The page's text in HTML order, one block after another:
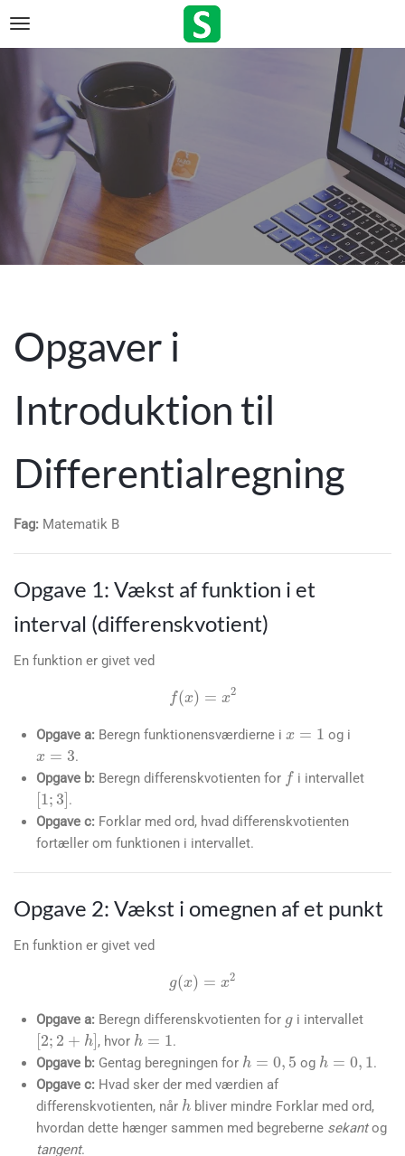
Opgaver i
Introduktion til
Differentialregning
Fag: Matematik B
Opgave 1: Vækst af funktion i et
interval (differenskvotient)
En funktion er givet ved
f(x)=x2
Opgave a: Beregn funktionensværdierne i og i
x=3
.
Opgave b: Beregn differenskvotienten for i intervallet
[1;3]
.
Opgave c: Forklar med ord, hvad differenskvotienten
fortæller om funktionen i intervallet.
Opgave 2: Vækst i omegnen af et punkt
En funktion er givet ved
g(x)=x2
Opgave a: Beregn differenskvotienten for i intervallet
[2;2+h]
, hvor
h=1
.
Opgave b: Gentag beregningen for og
.
Opgave c: Hvad sker der med værdien af
differenskvotienten, når
h
bliver mindre Forklar med ord,
hvordan dette hænger sammen med begreberne sekantog
tangent.